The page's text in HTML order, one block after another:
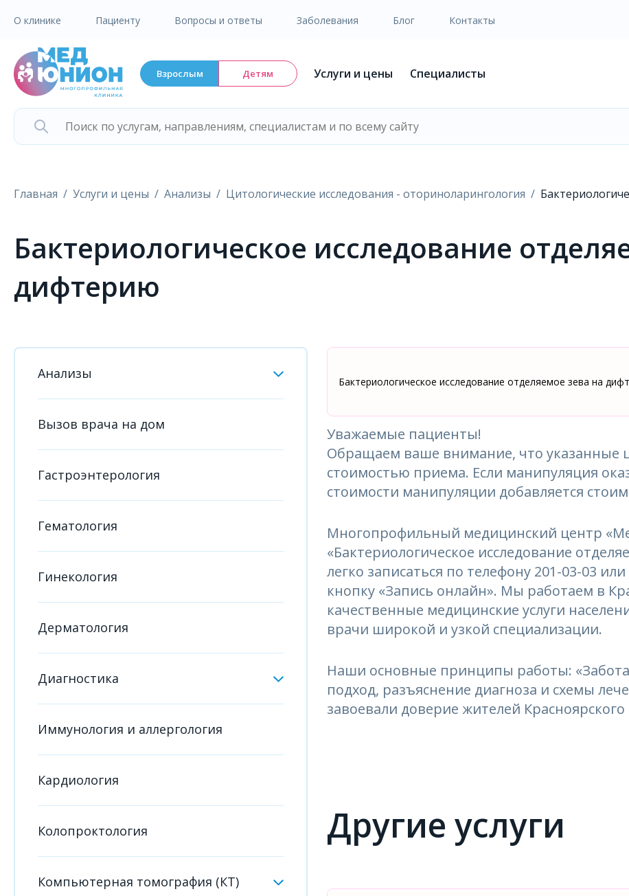
О клинике Пациенту Вопросы и ответы Заболевания Блог Контакты
Взрослым Детям Услуги и цены Специалисты
Главная Услуги и цены Анализы Цитологические исследования - оториноларингология
Бактериологическое исследование
дифтерию
Анализы
Вызов врача на дом
Гастроэнтерология
Гематология
Гинекология
Дерматология
Диагностика
Иммунология и аллергология
Кардиология
Колопроктология
Компьютерная томография (КТ)
Бактериологическое исследование отделяемое зева на
Уважаемые пациенты!
Обращаем ваше внимание, что указанные
стоимостью приема. Если манипуляция
стоимости манипуляции добавляется
Многопрофильный медицинский центр
«Бактериологическое исследование
легко записаться по телефону 201-03-03
кнопку «Запись онлайн». Мы работаем в
качественные медицинские услуги
врачи широкой и узкой специализации.
Наши основные принципы работы:
подход, разъяснение диагноза и схемы
завоевали доверие жителей Красноярского
Другие услуги